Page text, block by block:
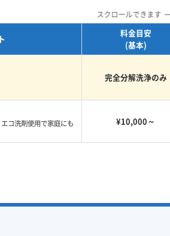
てしまうことになります。内部で
要です。
タベタしてい
冷房を使い始
スクロールできます
料金目安
(基本)
完全分解洗浄のみ
コ洗剤使用で家庭にも
¥10,000～